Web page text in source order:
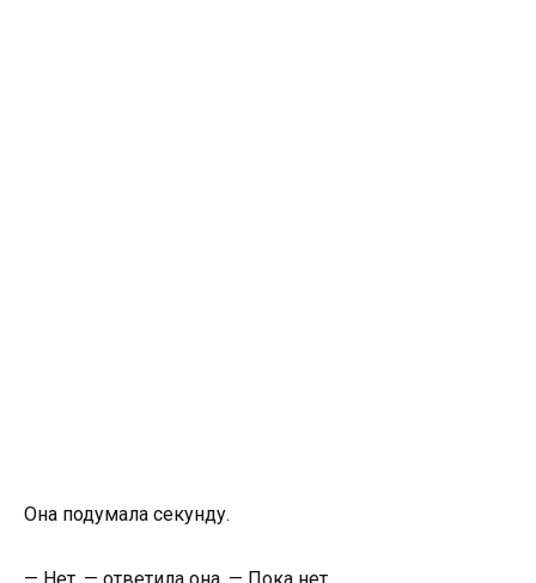
Она подумала секунду.